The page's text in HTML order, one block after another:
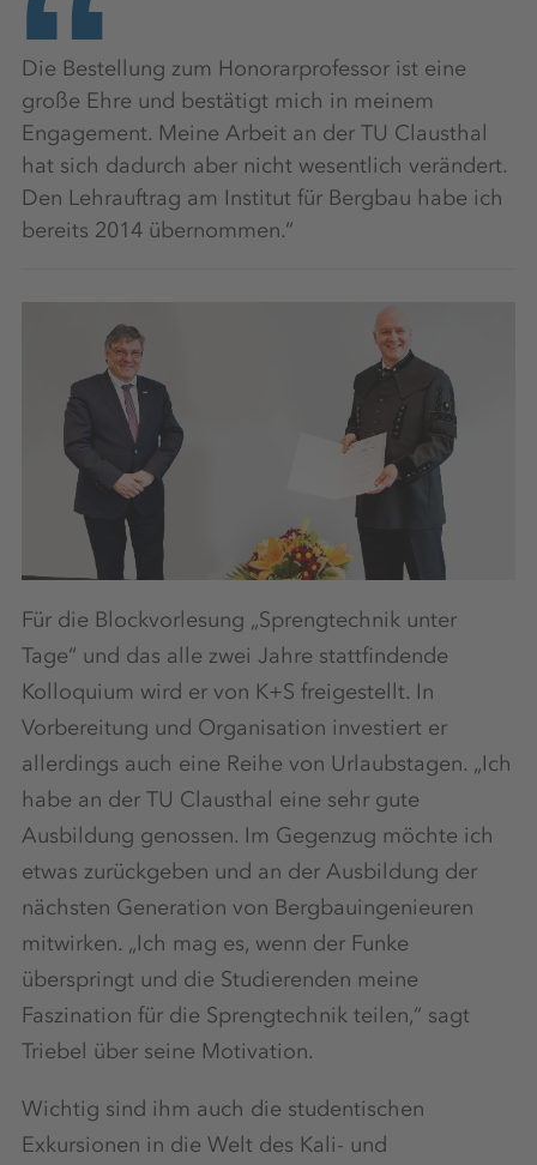
Die Bestellung zum Honorarprofessor ist eine
große Ehre und bestätigt mich in meinem
Engagement. Meine Arbeit an der TU Clausthal
hat sich dadurch aber nicht wesentlich verändert.
Den Lehrauftrag am Institut für Bergbau habe ich
bereits 2014 übernommen.“
Für die Blockvorlesung „Sprengtechnik unter
Tage“ und das alle zwei Jahre stattfindende
Kolloquium wird er von K+S freigestellt. In
Vorbereitung und Organisation investiert er
allerdings auch eine Reihe von Urlaubstagen. „Ich
habe an der TU Clausthal eine sehr gute
Ausbildung genossen. Im Gegenzug möchte ich
etwas zurückgeben und an der Ausbildung der
nächsten Generation von Bergbauingenieuren
mitwirken. „Ich mag es, wenn der Funke
überspringt und die Studierenden meine
Faszination für die Sprengtechnik teilen,“ sagt
Triebel über seine Motivation.
Wichtig sind ihm auch die studentischen
Exkursionen in die Welt des Kali- und